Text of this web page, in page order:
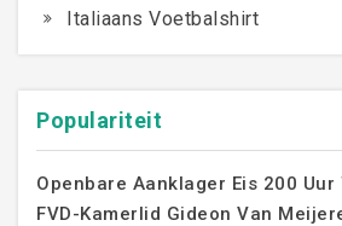
Italiaans Voetbalshirt
Populariteit
Openbare Aanklager Eis 200
FVD-Kamerlid Gideon Van